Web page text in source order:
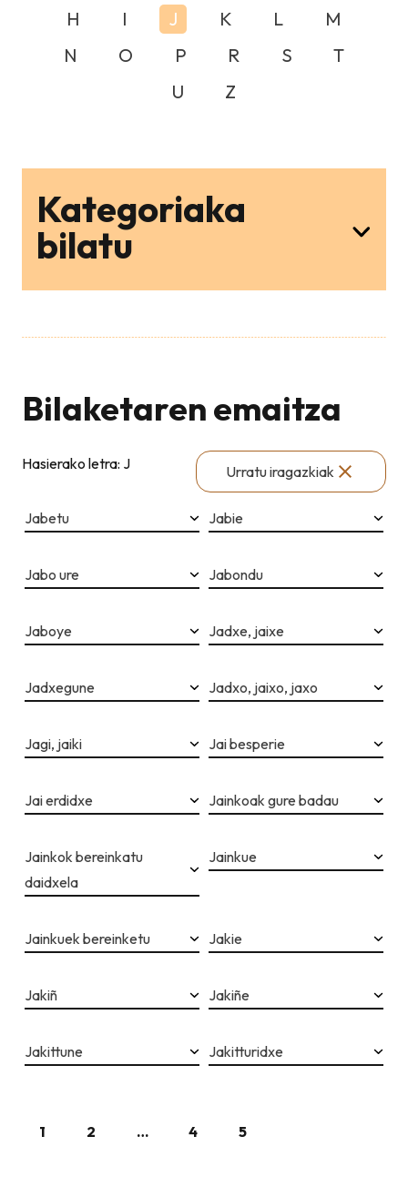
H
I J K L
M
N
O P R S
T
U
Z
Kategoriaka
bilatu
Bilaketaren emaitza
Hasierako letra: J Urratu iragazkiak
Jabetu Jabie
Jabo ure Jabondu
Jaboye Jadxe, jaixe
Jadxegune Jadxo, jaixo, jaxo
Jagi, jaiki Jai besperie
Jai erdidxe Jainkoak gure badau
Jainkok bereinkatu
daidxela
Jainkue
Jainkuek bereinketu Jakie
Jakiñ Jakiñe
Jakittune Jakitturidxe
1 2 … 4 5